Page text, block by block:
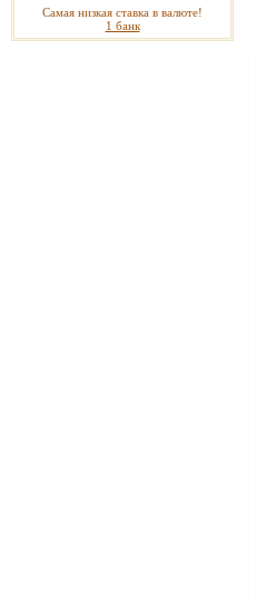
Самая низкая ставка в валюте!
1 банк